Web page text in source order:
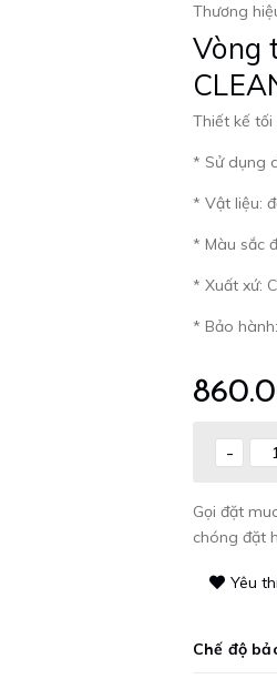
Thương
Vòng
Thiết kế tối
* Sử dụng
* Vật liệu:
* Màu sắc
* Xuất xứ:
* Bảo
-
Gọi đặt
chóng đặt
Yêu
Chế độ